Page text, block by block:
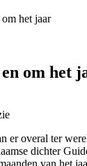
het jaar
om het
er overal ter
dichter
van het